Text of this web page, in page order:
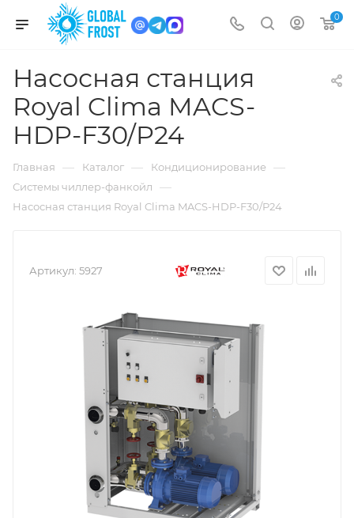
0
Насосная станция
Royal Clima MACS-
HDP-F30/P24
Главная — Каталог — Кондиционирование —
Системы чиллер-фанкойл —
Насосная станция Royal Clima MACS-HDP-F30/P24
Артикул: 5927